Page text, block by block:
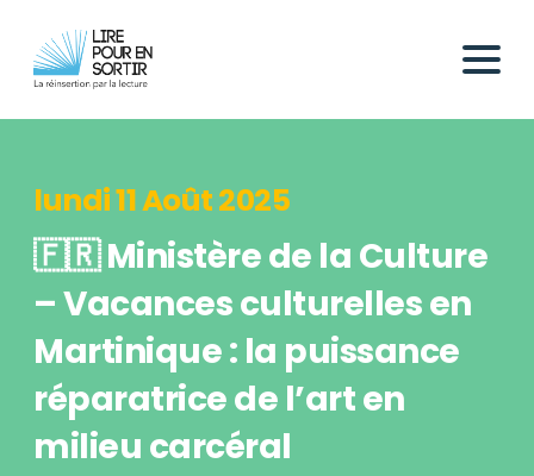
lundi 11 Août 2025
🇫🇷 Ministère de la Culture
– Vacances culturelles en
Martinique : la puissance
réparatrice de l’art en
milieu carcéral